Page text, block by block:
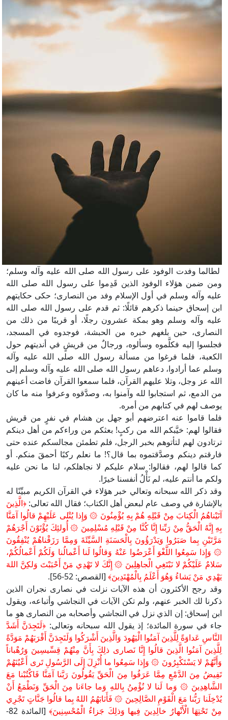
لطالما وفدت الوفود على رسول الله صلى الله عليه وآله وسلم؛
ومن ضمن هؤلاء الوفود الذين قَدِموا على رسول الله صلى الله
عليه وآله وسلم في أول الإسلام وفد من النصارى؛ حكى حكايتهم
ابن إسحاق حينما ذكرهم قائلًا: ثم قدم على رسول الله صلى الله
عليه وآله وسلم وهو بمكة عشرون رجلًا، أو قريبًا من ذلك من
النصارى، حين بلغهم خبره من الحبشة، فوجدوه في المسجد،
فجلسوا إليه فكلَّموه وسألوه، ورجالٌ من قريشٍ في أنديتهم حول
الكعبة، فلما فرغوا من مسألة رسول الله صلى الله عليه وآله
وسلم عما أرادوا، دعاهم رسول الله صلى الله عليه وآله وسلم إلى
الله عز وجل، وتلا عليهم القرآن، فلما سمعوا القرآن فاضت أعينهم
من الدمع، ثم استجابوا لله وآمنوا به، وصدَّقوه وعرفوا منه ما كان
يوصف لهم في كتابهم من أمره.
فلما قاموا عنه اعترضهم أبو جهل بن هشام في نفرٍ من قريش
فقالوا لهم: خيَّبكم الله من ركبٍ! بعثكم من وراءكم من أهل دينكم
ترتادون لهم لتأتوهم بخبر الرجل، فلم تطمئن مجالسكم عنده حتى
فارقتم دينكم وصدَّقتموه بما قال؟! ما نعلم ركبًا أحمقَ منكم. أو
كما قالوا لهم، فقالوا: سلام عليكم لا نجاهلكم، لنا ما نحن عليه
ولكم ما أنتم عليه، لم نَأْلُ أنفسنا خيرًا.
وقد ذكر الله سبحانه وتعالي خبر هؤلاء في القرآن الكريم مبيِّنًا له
بالإشارة في وصف عام لبعض أهل الكتاب؛ فقال الله تعالى: ﴿الَّذِينَ
آتَيْناهُمُ الْكِتابَ مِنْ قَبْلِهِ هُمْ بِهِ يُؤْمِنُونَ ۞ وَإِذا يُتْلى عَلَيْهِمْ قالُوا آمَنَّا
بِهِ إِنَّهُ الْحَقُّ مِنْ رَبِّنا إِنَّا كُنَّا مِنْ قَبْلِهِ مُسْلِمِينَ ۞ أُولئِكَ يُؤْتَوْنَ أَجْرَهُمْ
مَرَّتَيْنِ بِما صَبَرُوا وَيَدْرَؤُونَ بِالْحَسَنَةِ السَّيِّئَةَ وَمِمَّا رَزَقْناهُمْ يُنْفِقُونَ
۞ وَإِذا سَمِعُوا اللَّغْوَ أَعْرَضُوا عَنْهُ وَقالُوا لَنا أَعْمالُنا وَلَكُمْ أَعْمالُكُمْ،
سَلامٌ عَلَيْكُمْ لا نَبْتَغِي الْجاهِلِينَ ۞ إِنَّكَ لا تَهْدِي مَنْ أَحْبَبْتَ وَلكِنَّ اللهَ
يَهْدِي مَنْ يَشاءُ وَهُوَ أَعْلَمُ بِالْمُهْتَدِينَ﴾ [القصص: 52-56].
وقد رجح الأكثرون أن هذه الآيات نزلت في نصارى نجران الذين
ذكرنا لك الخبر عنهم، ولم تكن الآيات في النجاشي وأتباعه، ويقول
ابن إسحاق: إن الذي نزل في النجاشي وأصحابه من النصارى هو ما
جاء في سورة المائدة؛ إذ يقول الله سبحانه وتعالى: ﴿لَتَجِدَنَّ أَشَدَّ
النَّاسِ عَداوَةً لِلَّذِينَ آمَنُوا الْيَهُودَ وَالَّذِينَ أَشْرَكُوا وَلَتَجِدَنَّ أَقْرَبَهُمْ مَوَدَّةً
لِلَّذِينَ آمَنُوا الَّذِينَ قالُوا إِنَّا نَصارى ذلِكَ بِأَنَّ مِنْهُمْ قِسِّيسِينَ وَرُهْباناً
وَأَنَّهُمْ لا يَسْتَكْبِرُونَ ۞ وَإِذا سَمِعُوا ما أُنْزِلَ إِلَى الرَّسُولِ تَرى أَعْيُنَهُمْ
تَفِيضُ مِنَ الدَّمْعِ مِمَّا عَرَفُوا مِنَ الْحَقِّ يَقُولُونَ رَبَّنا آمَنَّا فَاكْتُبْنا مَعَ
الشَّاهِدِينَ ۞ وَما لَنا لا نُؤْمِنُ بِاللهِ وَما جاءَنا مِنَ الْحَقِّ وَنَطْمَعُ أَنْ
يُدْخِلَنا رَبُّنا مَعَ الْقَوْمِ الصَّالِحِينَ ۞ فَأَثابَهُمُ اللهُ بِما قالُوا جَنَّاتٍ تَجْرِي
مِنْ تَحْتِهَا الْأَنْهارُ خالِدِينَ فِيها وَذلِكَ جَزاءُ الْمُحْسِنِينَ﴾
[المائدة 82-